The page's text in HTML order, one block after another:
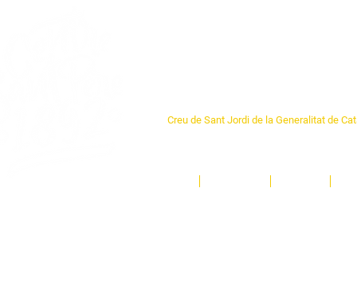
Creu de Sant Jordi de la Generalitat de